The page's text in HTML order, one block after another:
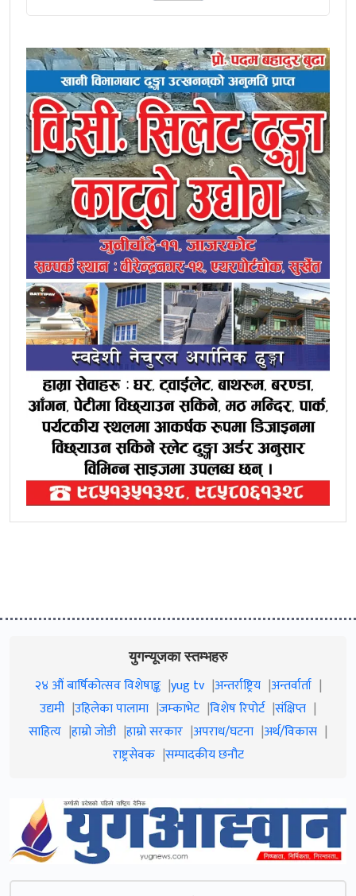
युगन्यूजका स्तम्भहरु
२४ औं बार्षिकोत्सव विशेषाङ्क yug tv अन्तर्राष्ट्रिय अन्तर्वार्ता
उद्यमी उहिलेका पालामा जम्काभेट विशेष रिपोर्ट संक्षिप्त
साहित्य हाम्रो जाेडी हाम्रो सरकार अपराध/घटना अर्थ/विकास
राष्ट्रसेवक सम्पादकीय छनौट